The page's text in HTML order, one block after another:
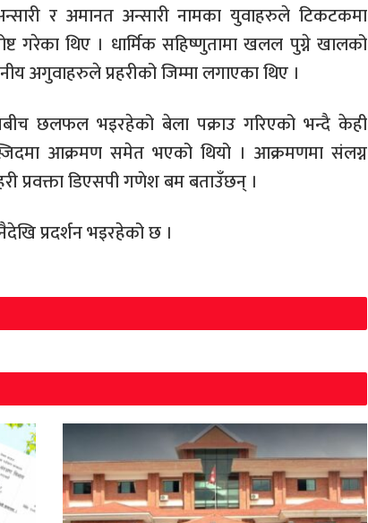
र अमानत अन्सारी नामका युवाहरुले टिकटकमा
गरेका थिए । धार्मिक सहिष्णुतामा खलल पुग्ने खालको
अगुवाहरुले प्रहरीको जिम्मा लगाएका थिए ।
छलफल भइरहेको बेला पक्राउ गरिएको भन्दै केही
आक्रमण समेत भएको थियो । आक्रमणमा संलग्न
प्रवक्ता डिएसपी गणेश बम बताउँछन् ।
प्रदर्शन भइरहेको छ ।